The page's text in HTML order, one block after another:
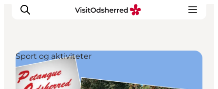
DET SKER
Sport og aktiviteter